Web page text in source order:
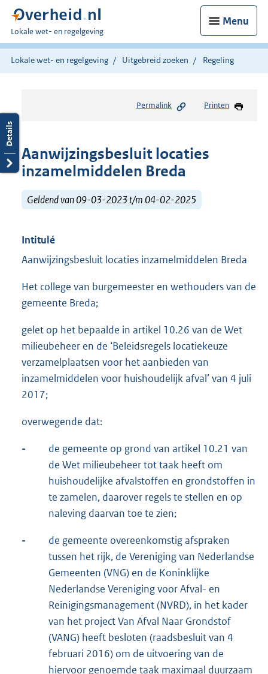
Menu
U
bent
hier:
Lokale wet- en regelgeving
Lokale wet- en regelgeving Uitgebreid zoeken Regeling
Permalink Printen
Aanwijzingsbesluit locaties
inzamelmiddelen Breda
Geldend van 09-03-2023 t/m 04-02-2025
Intitulé
Aanwijzingsbesluit locaties inzamelmiddelen Breda
Het college van burgemeester en wethouders van de
gemeente Breda;
gelet op het bepaalde in artikel 10.26 van de Wet
milieubeheer en de ‘Beleidsregels locatiekeuze
verzamelplaatsen voor het aanbieden van
inzamelmiddelen voor huishoudelijk afval’ van 4 juli
2017;
overwegende dat:
-
de gemeente op grond van artikel 10.21 van
de Wet milieubeheer tot taak heeft om
huishoudelijke afvalstoffen en grondstoffen in
te zamelen, daarover regels te stellen en op
naleving daarvan toe te zien;
-
de gemeente overeenkomstig afspraken
tussen het rijk, de Vereniging van Nederlandse
Gemeenten (VNG) en de Koninklijke
Nederlandse Vereniging voor Afval- en
Reinigingsmanagement (NVRD), in het kader
van het project Van Afval Naar Grondstof
(VANG) heeft besloten (raadsbesluit van 4
februari 2016) om de uitvoering van de
hiervoor genoemde taak maximaal duurzaam